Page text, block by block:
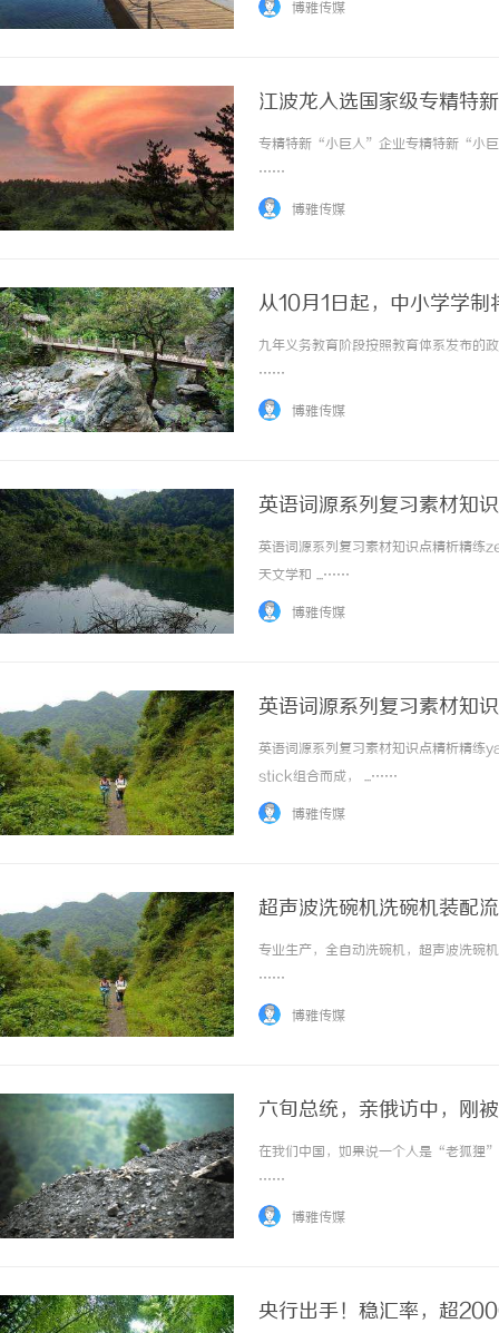
博雅传媒
江波龙入选国家级专精特
专精特新“小巨人”企业专精特新“小
……
博雅传媒
从10月1日起，中小学学
九年义务教育阶段按照教育体系发布的
……
博雅传媒
英语词源系列复习素材知
英语词源系列复习素材知识点精析精
天文学和 ...……
博雅传媒
英语词源系列复习素材
英语词源系列复习素材知识点精析精
stick组合而成， ...……
博雅传媒
超声波洗碗机洗碗机装配
专业生产，全自动洗碗机，超声波洗碗
……
博雅传媒
六旬总统，亲俄访中，刚
在我们中国，如果说一个人是“老狐狸”
……
博雅传媒
央行出手！稳汇率，超